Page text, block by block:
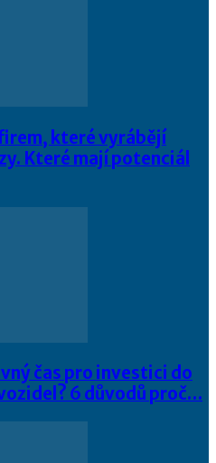
které vyrábějí
Které mají potenciál
čas pro investici do
6 důvodů proč…